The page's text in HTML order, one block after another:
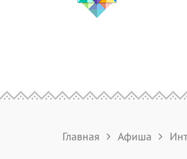
Главная Афиша